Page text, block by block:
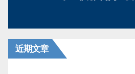
近期文章